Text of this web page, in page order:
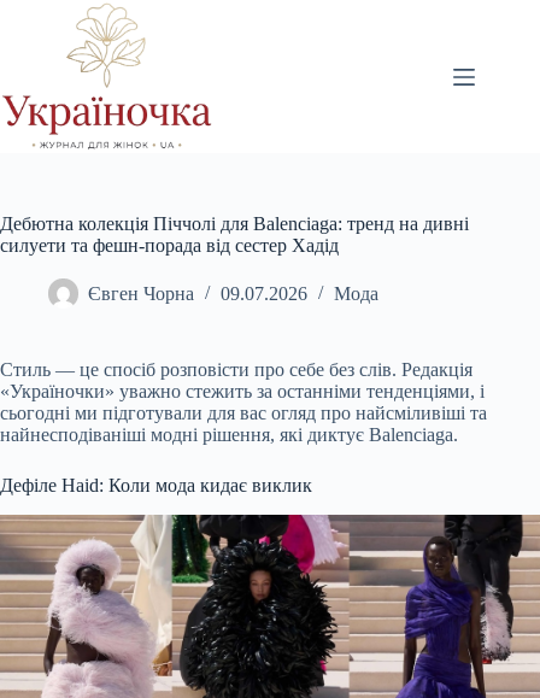
Дебютна колекція Піччолі для Balenciaga: тренд на дивні
силуети та фешн-порада від сестер Хадід
Євген Чорна 09.07.2026 Мода
Стиль — це спосіб розповісти про себе без слів. Редакція
«Україночки» уважно стежить за останніми тенденціями, і
сьогодні ми підготували для вас огляд про найсміливіші та
найнесподіваніші модні рішення, які диктує Balenciaga.
Дефіле Haid: Коли мода кидає виклик